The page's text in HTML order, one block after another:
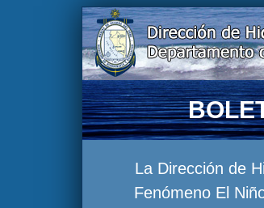
La Dirección de
Fenómeno El